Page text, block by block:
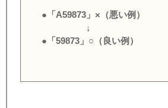
●「A59873」×（悪い例）
↓
●「59873」○（良い例）